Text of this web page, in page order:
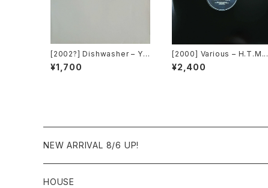
[2002?] Dishwasher – Yo
u Will Always Find Me In
The Kitchen At Parties [K
¥1,700
[2000] Various – H.T.M. /
Back To The "Disco" ~私
もDiscoへ連れていって~ Re
¥2,400
NEW ARRIVAL 8/6 UP!
HOUSE